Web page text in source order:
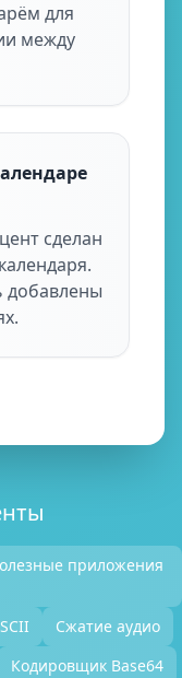
для
между
сделан
добавлены
приложения
Сжатие аудио
Кодировщик Base64